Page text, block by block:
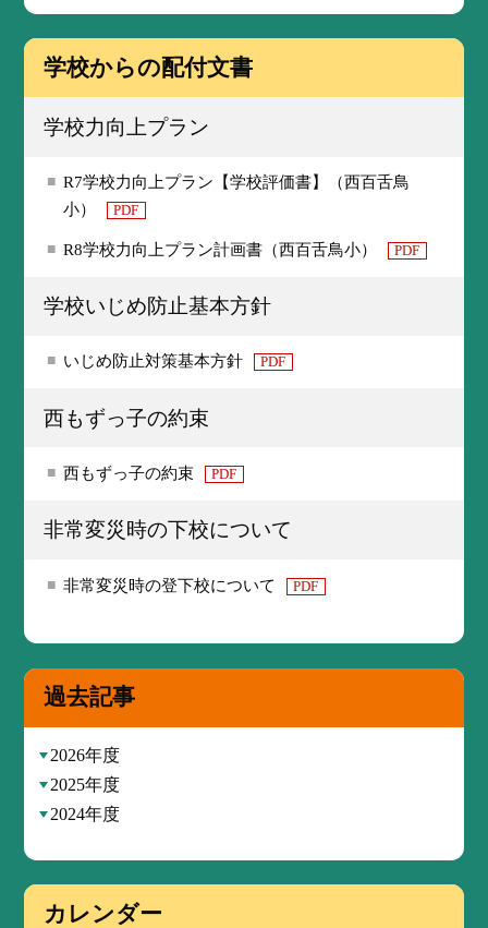
学校からの配付文書
学校力向上プラン
R7学校力向上プラン【学校評価書】（西百舌鳥
小）
PDF
R8学校力向上プラン計画書（西百舌鳥小） PDF
学校いじめ防止基本方針
いじめ防止対策基本方針 PDF
西もずっ子の約束
西もずっ子の約束 PDF
非常変災時の下校について
非常変災時の登下校について PDF
過去記事
2026年度
2025年度
2024年度
カレンダー